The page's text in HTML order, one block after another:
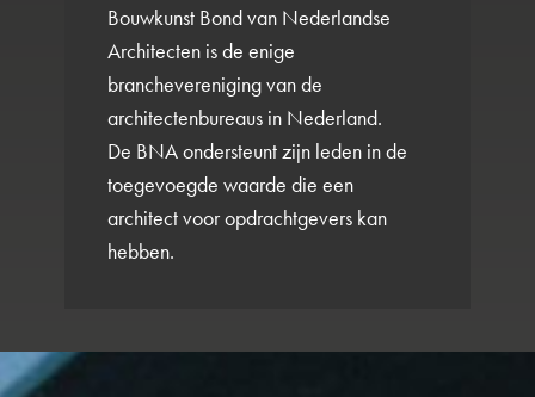
Bouwkunst Bond van Nederlandse
Architecten is de enige
branchevereniging van de
architectenbureaus in Nederland.
De BNA ondersteunt zijn leden in de
toegevoegde waarde die een
architect voor opdrachtgevers kan
hebben.